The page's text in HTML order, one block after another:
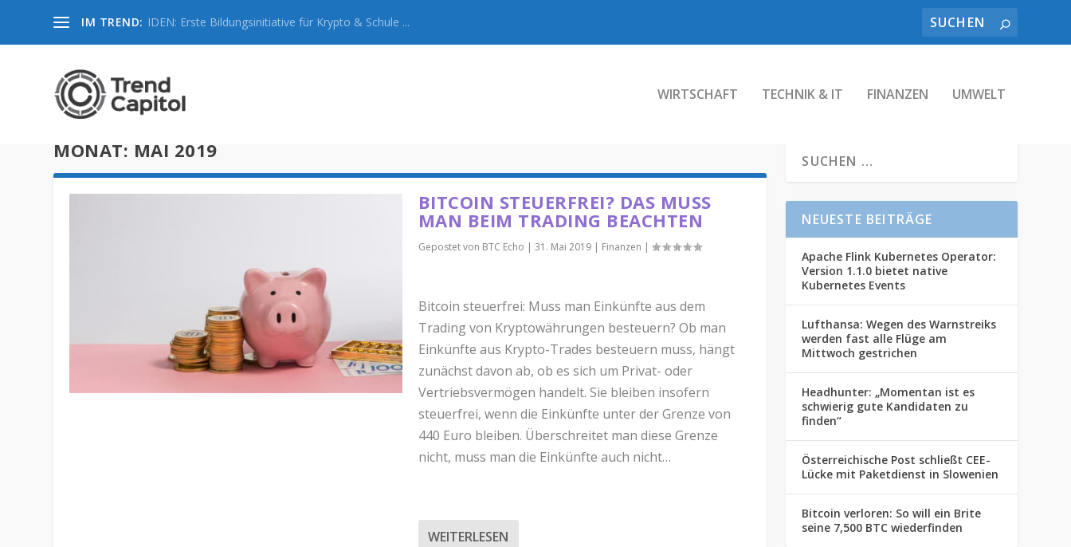
IM TREND: IDEN: Erste Bildungsinitiative für Krypto & Schule ...
WIRTSCHAFT TECHNIK & IT FINANZEN UMWELT
MONAT: MAI 2019
BITCOIN STEUERFREI? DAS MUSS
MAN BEIM TRADING BEACHTEN
Gepostet von BTC Echo | 31. Mai 2019| Finanzen |
Bitcoin steuerfrei: Muss man Einkünfte aus dem
Trading von Kryptowährungen besteuern? Ob man
Einkünfte aus Krypto-Trades besteuern muss, hängt
zunächst davon ab, ob es sich um Privat- oder
Vertriebsvermögen handelt. Sie bleiben insofern
steuerfrei, wenn die Einkünfte unter der Grenze von
440 Euro bleiben. Überschreitet man diese Grenze
nicht, muss man die Einkünfte auch nicht…
WEITERLESEN
NEUESTE BEITRÄGE
Apache Flink Kubernetes Operator:
Version 1.1.0 bietet native
Kubernetes Events
Lufthansa: Wegen des Warnstreiks
werden fast alle Flüge am
Mittwoch gestrichen
Headhunter: „Momentan ist es
schwierig gute Kandidaten zu
finden“
Österreichische Post schließt CEE-
Lücke mit Paketdienst in Slowenien
Bitcoin verloren: So will ein Brite
seine 7,500 BTC wiederfinden